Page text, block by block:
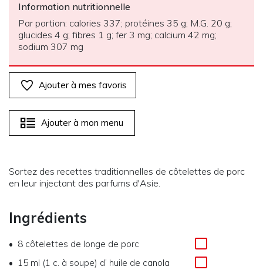
Information nutritionnelle
Par portion: calories 337; protéines 35 g; M.G. 20 g;
glucides 4 g; fibres 1 g; fer 3 mg; calcium 42 mg;
sodium 307 mg
Ajouter à mes favoris
Ajouter à mon menu
Sortez des recettes traditionnelles de côtelettes de porc
en leur injectant des parfums d'Asie.
Ingrédients
8 côtelettes de longe de porc
15 ml (1 c. à soupe) d’ huile de canola